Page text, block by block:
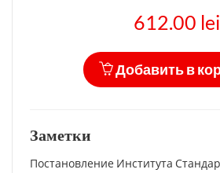
612.00 lei
Добавить в
Заметки
Постановление Института